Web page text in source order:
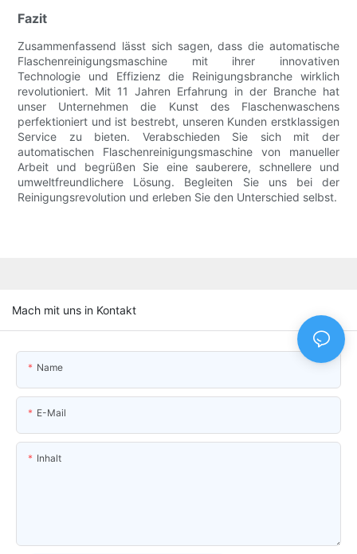
Fazit
Zusammenfassend lässt sich sagen, dass die automatische
Flaschenreinigungsmaschine mit ihrer innovativen
Technologie und Effizienz die Reinigungsbranche wirklich
revolutioniert. Mit 11 Jahren Erfahrung in der Branche hat
unser Unternehmen die Kunst des Flaschenwaschens
perfektioniert und ist bestrebt, unseren Kunden erstklassigen
Service zu bieten. Verabschieden Sie sich mit der
automatischen Flaschenreinigungsmaschine von manueller
Arbeit und begrüßen Sie eine sauberere, schnellere und
umweltfreundlichere Lösung. Begleiten Sie uns bei der
Reinigungsrevolution und erleben Sie den Unterschied selbst.
Mach mit uns in Kontakt
Name
E-Mail
Inhalt